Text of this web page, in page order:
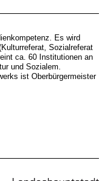
Es wird
Sozialreferat
ca. 60 Institutionen an
und Sozialem.
ist Oberbürgermeister